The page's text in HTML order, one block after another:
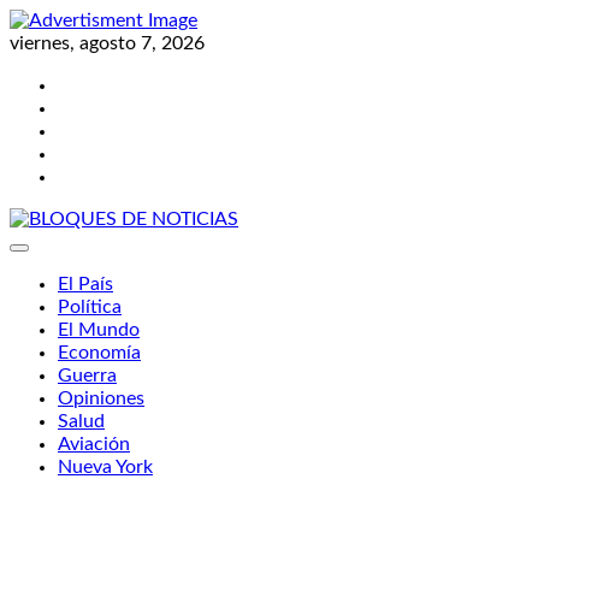
Skip
to
viernes, agosto 7, 2026
El País
Política
El Mundo
Economía
Guerra
Opiniones
Salud
Aviación
Nueva York